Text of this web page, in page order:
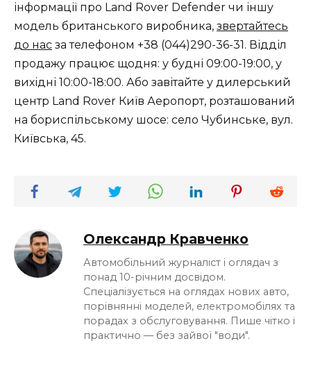
інформації про Land Rover Defender чи іншу
модель британського виробника, звертайтесь
до нас за телефоном +38 (044)290-36-31. Відділ
продажу працює щодня: у будні 09:00-19:00, у
вихідні 10:00-18:00. Або завітайте у дилерський
центр Land Rover Київ Аеропорт, розташований
на бориспільському шосе: село Чубинське, вул.
Київська, 45.
Олександр Кравченко
Автомобільний журналіст і оглядач з
понад 10-річним досвідом.
Спеціалізується на оглядах нових авто,
порівнянні моделей, електромобілях та
порадах з обслуговування. Пише чітко і
практично — без зайвої "води".